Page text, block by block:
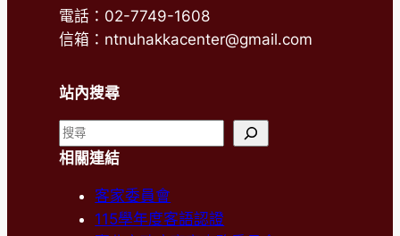
電話：02-7749-1608
信箱：ntnuhakkacenter@gmail.com
站內搜尋
搜
尋
相關連結
客家委員會
115學年度客語認證